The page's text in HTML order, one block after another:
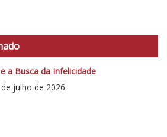
a Busca da Infelicidade
julho de 2026